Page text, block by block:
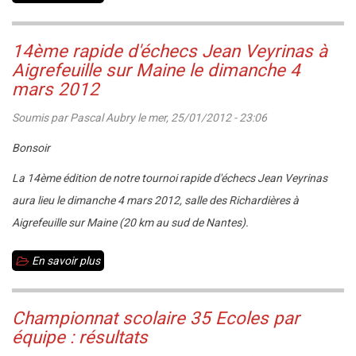
toutes
résultats
la
ronde
5
14ème rapide d'échecs Jean Veyrinas à
Aigrefeuille sur Maine le dimanche 4
mars 2012
Soumis parPascal Aubrylemer, 25/01/2012 - 23:06
Bonsoir
La 14ème édition de notre tournoi rapide d'échecs Jean Veyrinas
aura lieu le dimanche 4 mars 2012, salle des Richardières à
Aigrefeuille sur Maine (20 km au sud de Nantes).
En savoir plussur
d'échecs
Championnat scolaire 35 Ecoles par
équipe : résultats